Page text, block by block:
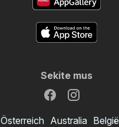
Sekite mus
Österreich Australia België